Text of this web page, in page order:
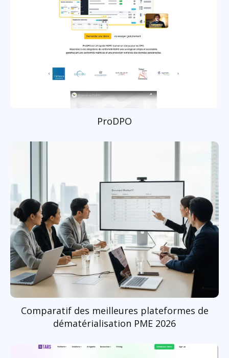
ProDPO
Comparatif des meilleures plateformes de
dématérialisation PME 2026